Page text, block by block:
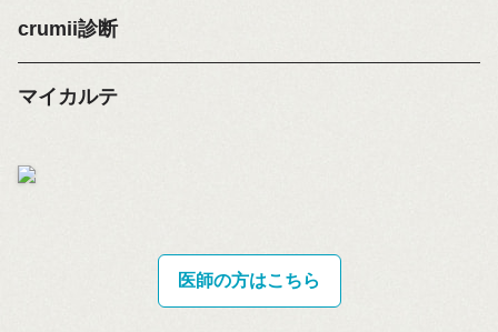
crumii診断
マイカルテ
医師の方はこちら